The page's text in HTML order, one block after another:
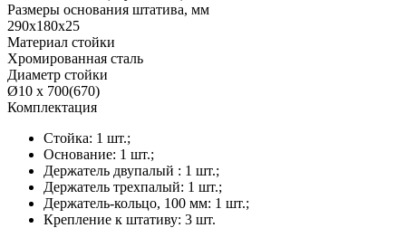
Размеры основания штатива, мм
290х180х25
Материал стойки
Хромированная сталь
Диаметр стойки
Ø10 х 700(670)
Комплектация
Стойка: 1 шт.;
Основание: 1 шт.;
Держатель двупалый : 1 шт.;
Держатель трехпалый: 1 шт.;
Держатель-кольцо, 100 мм: 1 шт.;
Крепление к штативу: 3 шт.